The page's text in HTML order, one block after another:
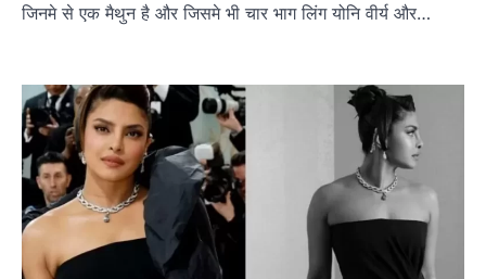
जिनमे से एक मैथुन है और जिसमे भी चार भाग लिंग योनि वीर्य और…